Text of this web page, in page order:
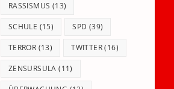
RASSISMUS (13)
SCHULE (15) SPD (39)
TERROR (13) TWITTER(16)
ZENSURSULA (11)